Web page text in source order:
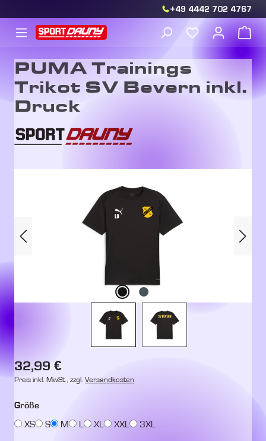
+49 4442 702 4767
Du hast 0
PUMA Trainings
Trikot SV Bevern inkl.
Druck
Regulärer Preis:
32,99 €
Preis inkl. MwSt., zzgl. Versandkosten
Größeauswählen
XS
S M L XL XXL 3XL